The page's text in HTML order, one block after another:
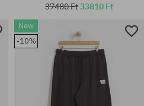
Elérhető méretek:
S; M; L; XL
37480 Ft33810 Ft
New
-10%